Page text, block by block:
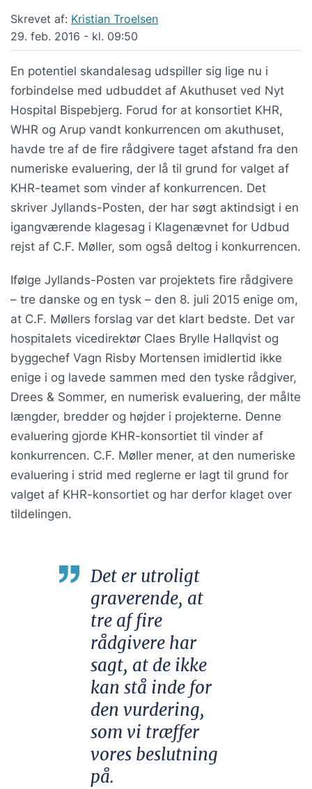
Skrevet af: Kristian Troelsen
29. feb. 2016 - kl. 09:50
En potentiel skandalesag udspiller sig lige nu i
forbindelse med udbuddet af Akuthuset ved Nyt
Hospital Bispebjerg. Forud for at konsortiet KHR,
WHR og Arup vandt konkurrencen om akuthuset,
havde tre af de fire rådgivere taget afstand fra den
numeriske evaluering, der lå til grund for valget af
KHR-teamet som vinder af konkurrencen. Det
skriver Jyllands-Posten, der har søgt aktindsigt i en
igangværende klagesag i Klagenævnet for Udbud
rejst af C.F. Møller, som også deltog i konkurrencen.
Ifølge Jyllands-Posten var projektets fire rådgivere
– tre danske og en tysk – den 8. juli 2015 enige om,
at C.F. Møllers forslag var det klart bedste. Det var
hospitalets vicedirektør Claes Brylle Hallqvist og
byggechef Vagn Risby Mortensen imidlertid ikke
enige i og lavede sammen med den tyske rådgiver,
Drees & Sommer, en numerisk evaluering, der målte
længder, bredder og højder i projekterne. Denne
evaluering gjorde KHR-konsortiet til vinder af
konkurrencen. C.F. Møller mener, at den numeriske
evaluering i strid med reglerne er lagt til grund for
valget af KHR-konsortiet og har derfor klaget over
tildelingen.
Det er utroligt
graverende, at
tre af fire
rådgivere har
sagt, at de ikke
kan stå inde for
den vurdering,
som vi træffer
vores beslutning
på.